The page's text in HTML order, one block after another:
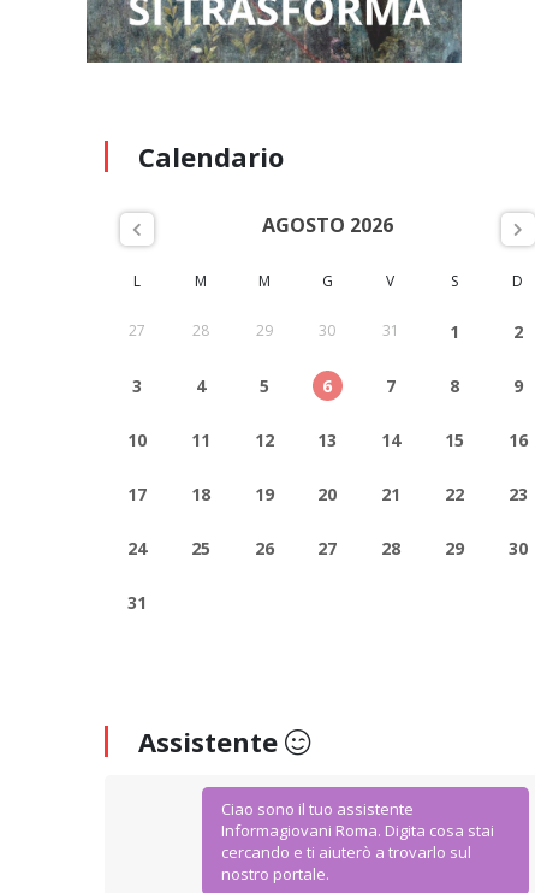
Calendario
AGOSTO 2026
L M M G V S D
27 28 29 30 31 1 2
3 4 5 6 7 8 9
10 11 12 13 14 15 16
17 18 19 20 21 22 23
24 25 26 27 28 29 30
31
Assistente
Ciao sono il tuo assistente
Informagiovani Roma. Digita cosa stai
cercando e ti aiuterò a trovarlo sul
nostro portale.